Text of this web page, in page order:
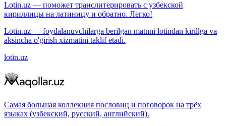
Lotin.uz — поможет транслитерировать с узбекской
кириллицы на латиницу и обратно. Легко!
Lotin.uz — foydalanuvchilarga berilgan matnni lotindan kirillga va
aksincha o'girish xizmatini taklif etadi.
lotin.uz
Самая большая коллекция пословиц и поговорок на трёх
языках (узбекский, русский, английский).